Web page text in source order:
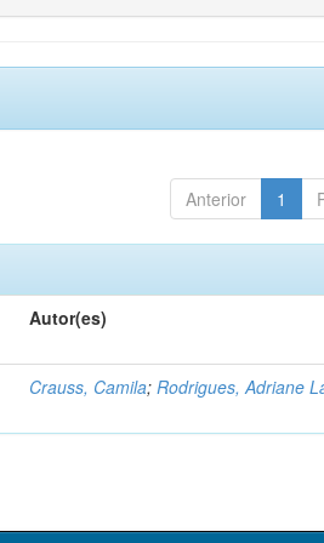
Anterior 1
Autor(es)
Crauss, Camila;Rodrigues, Adriane